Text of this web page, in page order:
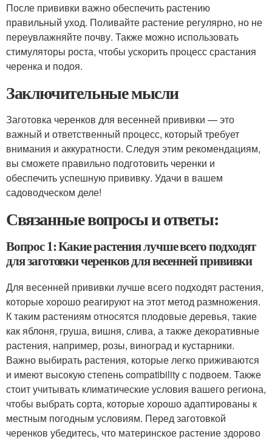
После прививки важно обеспечить растению
правильный уход. Поливайте растение регулярно, но не
переувлажняйте почву. Также можно использовать
стимуляторы роста, чтобы ускорить процесс срастания
черенка и подоя.
Заключительные мысли
Заготовка черенков для весенней прививки — это
важный и ответственный процесс, который требует
внимания и аккуратности. Следуя этим рекомендациям,
вы сможете правильно подготовить черенки и
обеспечить успешную прививку. Удачи в вашем
садоводческом деле!
Связанные вопросы и ответы:
Вопрос 1: Какие растения лучше всего подходят
для заготовки черенков для весенней прививки
Для весенней прививки лучше всего подходят растения,
которые хорошо реагируют на этот метод размножения.
К таким растениям относятся плодовые деревья, такие
как яблоня, груша, вишня, слива, а также декоративные
растения, например, розы, виноград и кустарники.
Важно выбирать растения, которые легко приживаются
и имеют высокую степень compatibility с подвоем. Также
стоит учитывать климатические условия вашего региона,
чтобы выбрать сорта, которые хорошо адаптированы к
местным погодным условиям. Перед заготовкой
черенков убедитесь, что материнское растение здорово